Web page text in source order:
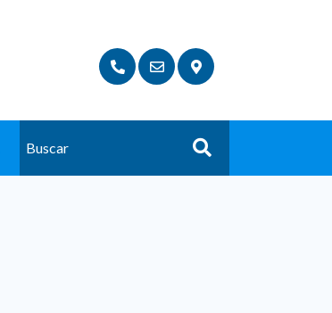
Buscar